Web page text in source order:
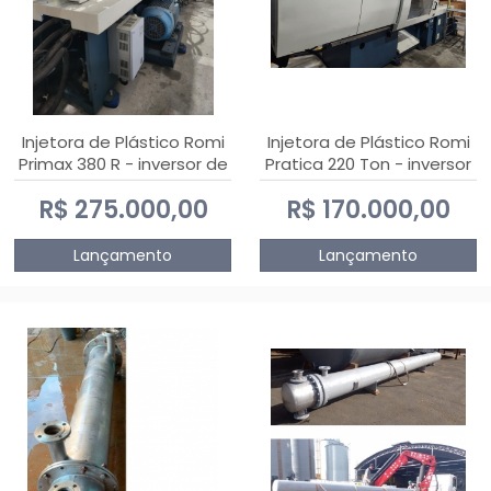
Injetora de Plástico Romi
Primax 380 R - inversor de
frequência NR 12
R$ 275.000,00
Lançamento
Injetora de Plástico Romi
Pratica 220 Ton - inversor
de frequência NR 12
R$ 170.000,00
Lançamento